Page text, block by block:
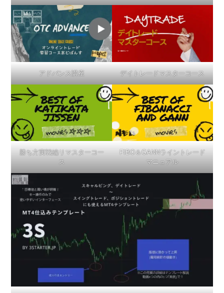
アドバンス講座 デイトレードマスターコース
勝ち方実戦編リマスターコー
ス
FIBO＆GANNライントレード
マニュアル